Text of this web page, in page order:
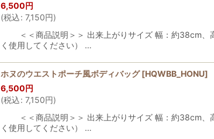
6,500円
(税込: 7,150円)
＜＜商品説明＞＞ 出来上がりサイズ 幅：約38cm、
く使用してください） …
ホヌのウエストポーチ風ボディバッグ [HQWBB_HONU]
6,500円
(税込: 7,150円)
＜＜商品説明＞＞ 出来上がりサイズ 幅：約38cm、
く使用してください） …